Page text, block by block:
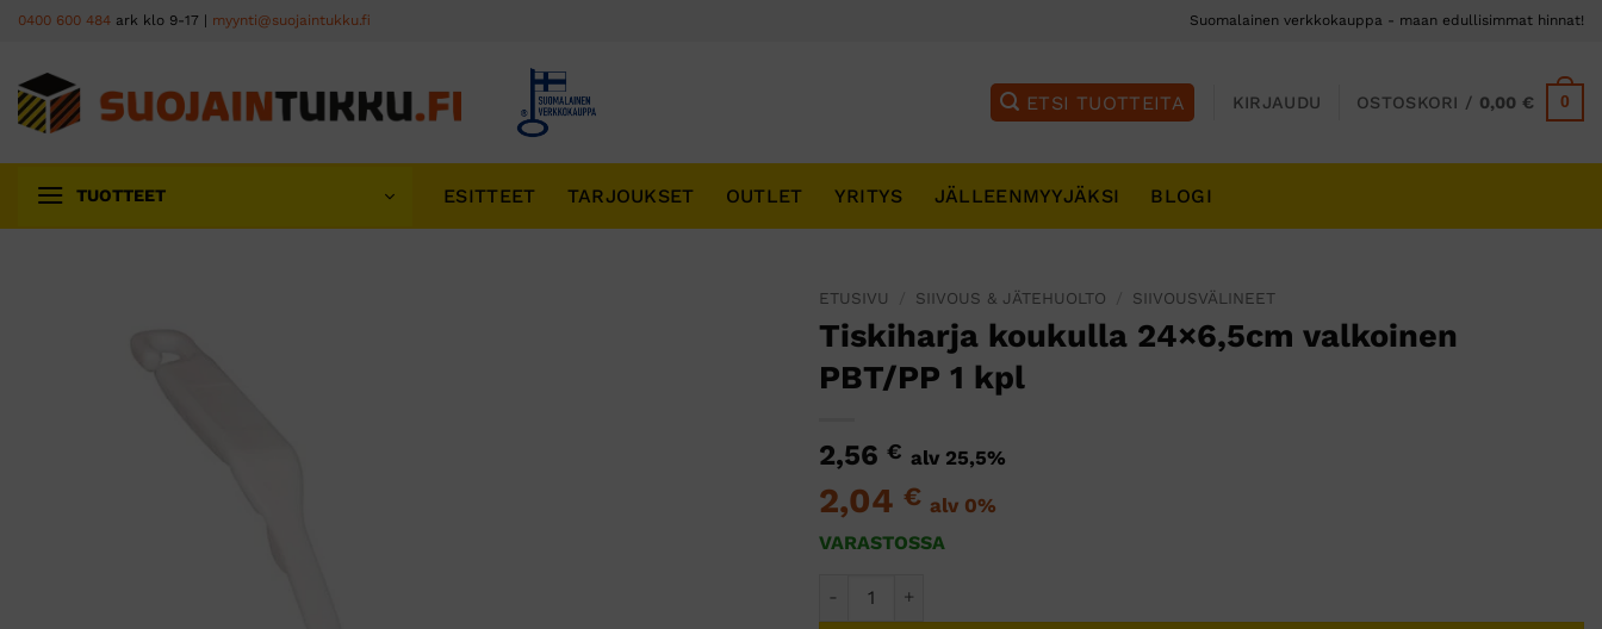
Skip
content
0400 600 484 ark klo 9-17 | myynti@suojaintukku.fi Suomalainen verkkokauppa - maan edullisimmat hinnat!
KIRJAUDU OSTOSKORI / 0,00€ 0
TUOTTEET ESITTEET TARJOUKSET OUTLET YRITYS JÄLLEENMYYJÄKSI BLOGI
ETUSIVU SIIVOUS & JÄTEHUOLTO SIIVOUSVÄLINEET
Tiskiharja koukulla 24×6,5cm valkoinen
PBT/PP 1 kpl
2,56 € alv 25,5%
2,04 € alv 0%
VARASTOSSA